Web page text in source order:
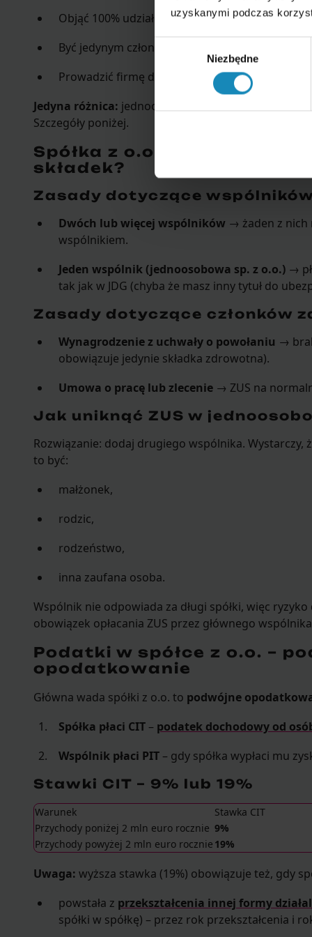
uzyskanymi podczas
Niezbędne
Objąć 100% udziałów w spółce.
Być jedynym członkiem zarządu.
Prowadzić firmę dokładnie tak, jak w JDG – ale
Jedyna różnica: jednoosobowa spółka z o.o. wiąże
Szczegóły poniżej.
Spółka z o.o. a ZUS – kiedy
składek?
Zasady dotyczące wspólników
Dwóch lub więcej wspólników → żaden z nich
wspólnikiem.
Jeden wspólnik (jednoosobowa sp. z o.o.) →
tak jak w JDG (chyba że masz inny tytuł do
Zasady dotyczące członków
Wynagrodzenie z uchwały o powołaniu →
obowiązuje jedynie składka zdrowotna).
Umowa o pracę lub zlecenie → ZUS na
Jak uniknąć ZUS w
Rozwiązanie: dodaj drugiego wspólnika. Wystarczy,
to być:
małżonek,
rodzic,
rodzeństwo,
inna zaufana osoba.
Wspólnik nie odpowiada za długi spółki, więc
obowiązek opłacania ZUS przez głównego
Podatki w spółce z o.o. –
opodatkowanie
Główna wada spółki z o.o. to podwójne
Spółka płaci CIT – podatek dochodowy od
Wspólnik płaci PIT – gdy spółka wypłaci mu
Stawki CIT – 9% lub 19%
Warunek
Stawka CIT
Przychody poniżej 2 mln euro rocznie 9%
Przychody powyżej 2 mln euro rocznie 19%
Uwaga: wyższa stawka (19%) obowiązuje też, gdy
powstała z przekształcenia innej formy
spółki w spółkę) – przez rok przekształcenia i